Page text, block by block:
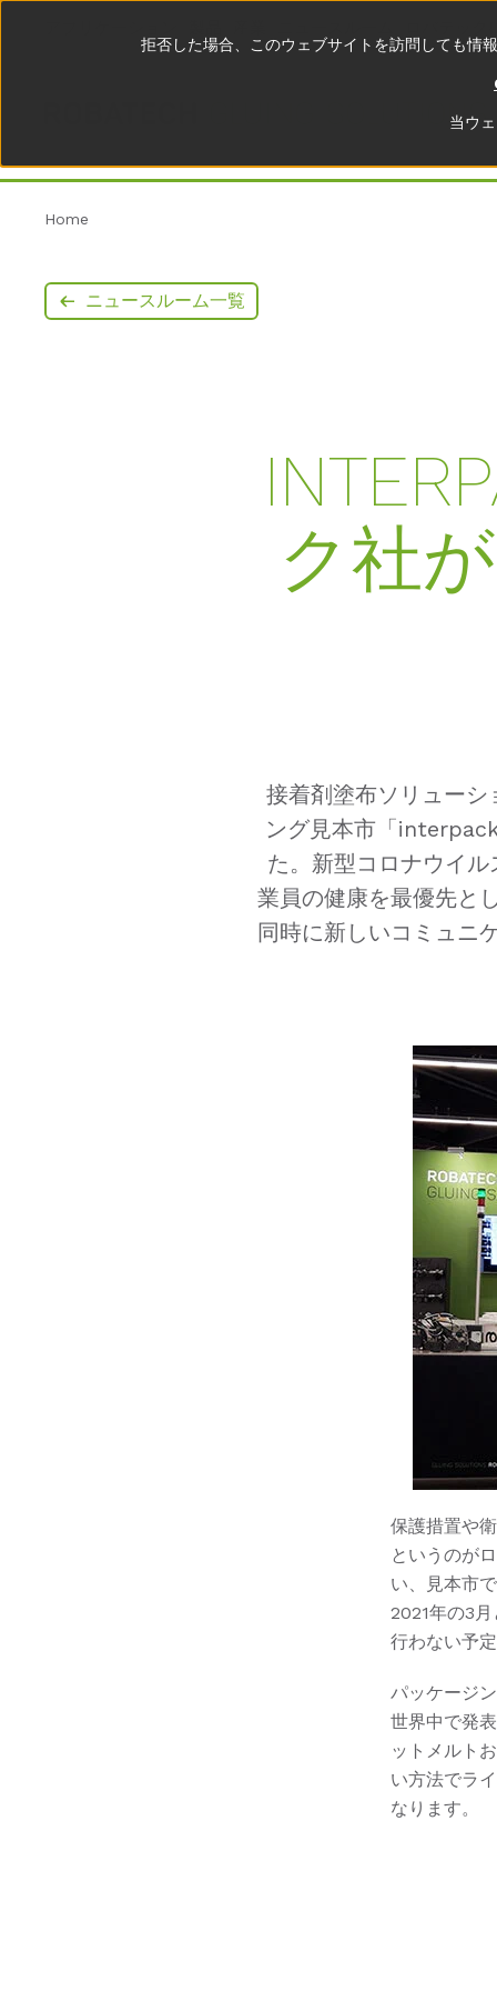
当ウ
拒否した場合、このウェブサイトを訪問しても情
Home
ニュースルーム一覧
ク社
接着剤塗布ソリュー
ング見本市「
た。新型コロナウイ
業員の健康を最優先と
同時に新しいコミュニ
保護措置や
というのが
い、見本市
2021年の3
行わない予
パッケージ
世界中で発
ットメルト
い方法でラ
なります。